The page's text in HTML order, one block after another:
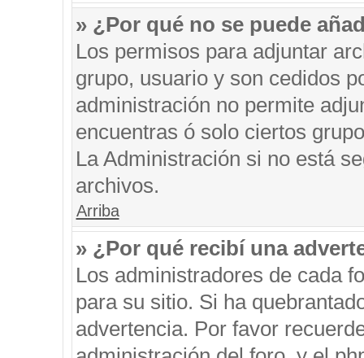
» ¿Por qué no se puede
Los permisos para adjuntar
grupo, usuario y son cedidos
administración no permite
encuentras ó solo ciertos
La Administración si no está
archivos.
Arriba
» ¿Por qué recibí una
Los administradores de cada
para su sitio. Si ha
advertencia. Por favor